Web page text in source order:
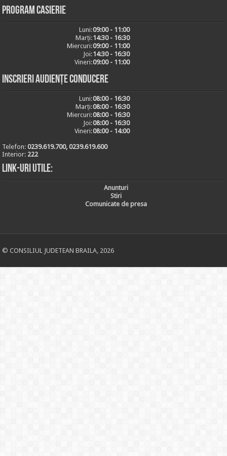
Program casierie
Luni:09:00 - 11:00
Marți:14:30 - 16:30
Miercuri:09:00 - 11:00
Joi:14:30 - 16:30
Vineri:09:00 - 11:00
Inscrieri audiențe conducere
Luni:08:00 - 16:30
Marți:08:00 - 16:30
Miercuri:08:00 - 16:30
Joi:08:00 - 16:30
Vineri:08:00 - 14:00
Telefon:0239.619.700, 0239.619.600
Interior: 222
Link-uri utile:
Anunturi
Stiri
Comunicate de presa
© CONSILIUL JUDETEAN BRAILA, 2026